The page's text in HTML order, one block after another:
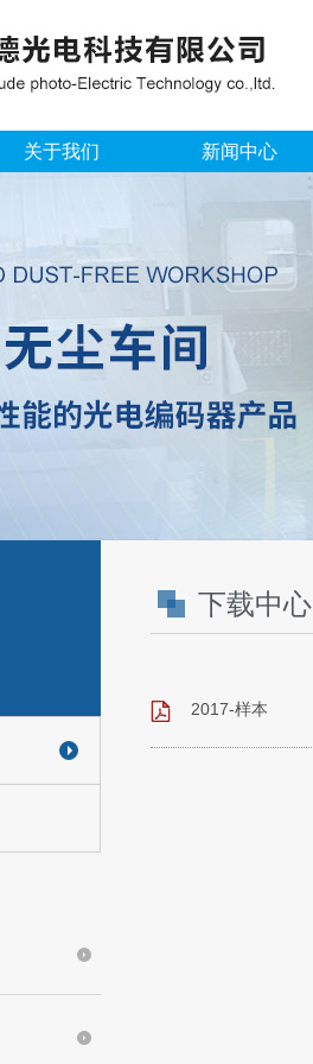
关于我们 新闻中心
下载中心
2017-样本